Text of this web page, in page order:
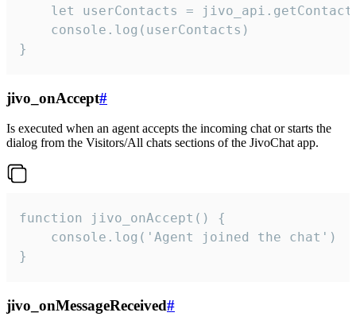
let userContacts =
    console.log(userContacts)
}
jivo_onAccept#
Is executed when an agent accepts the incoming chat or starts the
dialog from the Visitors/All chats sections of the JivoChat app.
function jivo_onAccept() {
}
jivo_onMessageReceived#